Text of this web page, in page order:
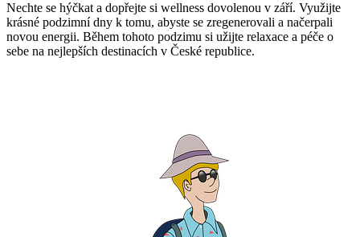
Nechte se hýčkat a dopřejte si wellness dovolenou v⁣ září. Využijte
krásné podzimní ⁤dny⁣ k tomu, abyste se zregenerovali ⁤a načerpali⁤
novou energii. ⁣Během tohoto podzimu si užijte relaxace a péče o
sebe⁤ na nejlepších destinacích v České republice.